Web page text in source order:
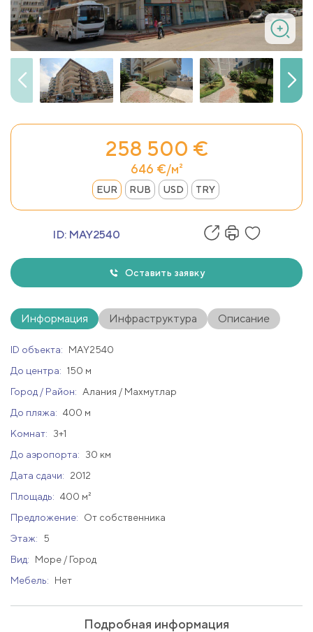
258 500 €
646 €/м²
EUR RUB USD TRY
ID: MAY2540
Оставить заявку
Информация Инфраструктура Описание
ID объекта:
MAY2540
До центра: 150 м
Город / Район:
Алания / Махмутлар
До пляжа: 400 м
Комнат:
3+1
До аэропорта:
30 км
Дата сдачи:
2012
Площадь: 400 м²
Предложение:
От собственника
Этаж:
5
Вид:
Море / Город
Мебель:
Нет
Подробная информация